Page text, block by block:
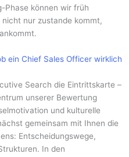
Phase können wir früh
nur zustande kommt,
ein Chief Sales Officer wirklich
Search die Eintrittskarte –
unserer Bewertung
und kulturelle
gemeinsam mit Ihnen die
Entscheidungswege,
In den